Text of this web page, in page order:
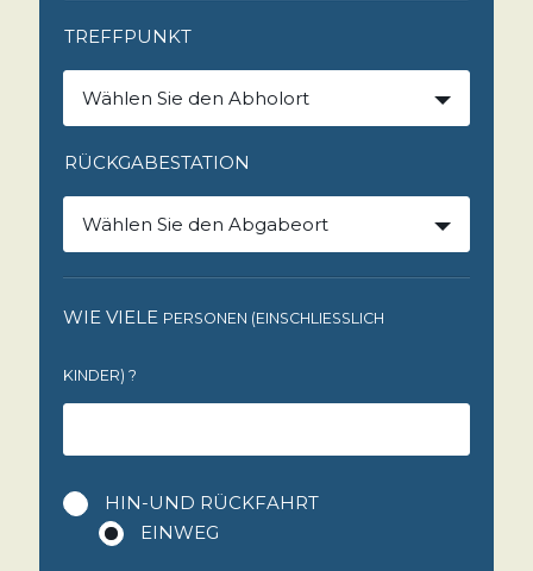
TREFFPUNKT
Wählen Sie den Abholort
RÜCKGABESTATION
Wählen Sie den Abgabeort
WIE VIELE PERSONEN (EINSCHLIESSLICH K
INDER) ?
HIN-UND RÜCKFAHRT
EINWEG